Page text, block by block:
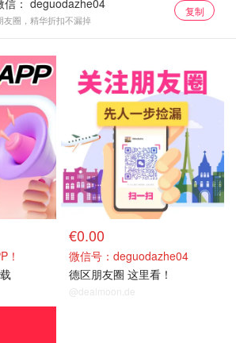
友圈，精华折扣不漏掉
复制
！
€0.00
微信号：deguodazhe04
德区朋友圈 这里看！
@dealmoon.de